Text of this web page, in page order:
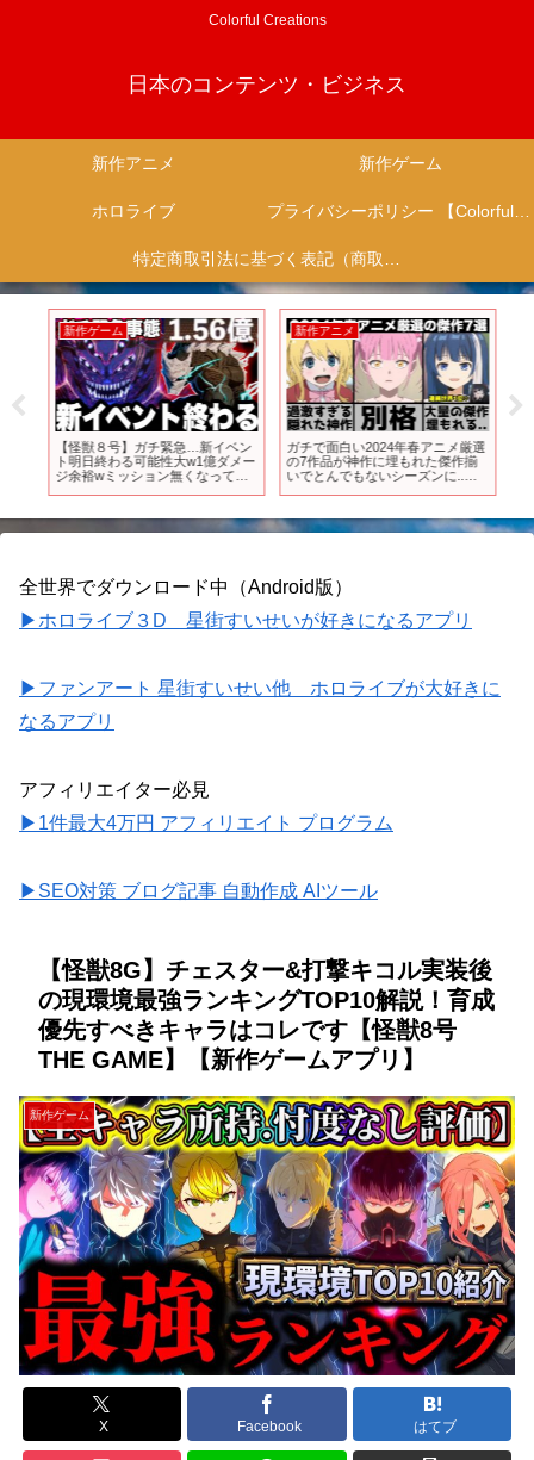
Colorful Creations
日本のコンテンツ・ビジネス
新作アニメ 新作ゲーム
ホロライブ プライバシーポリシー 【Colorful Creation】
特定商取引法に基づく表記（商取引に関する開示）
新作ゲーム
【怪獣８号】ガチ緊急…新イベン
ト明日終わる可能性大w1億ダメー
ジ余裕wミッション無くなって報
新作アニメ
ガチで面白い2024年春アニメ厳選
の7作品が神作に埋もれた傑作揃
いでとんでもないシーズンに..
桜さんちの大作戦】【ウィンドブ
レーカー】
全世界でダウンロード中（Android版）
▶ホロライブ３D 星街すいせいが好きになるアプリ
▶ファンアート 星街すいせい他 ホロライブが大好きに
なるアプリ
アフィリエイター必見
▶1件最大4万円 アフィリエイト プログラム
▶SEO対策 ブログ記事 自動作成 AIツール
【怪獣8G】チェスター&打撃キコル実装後
の現環境最強ランキングTOP10解説！育成
優先すべきキャラはコレです【怪獣8号
THE GAME】【新作ゲームアプリ】
新作ゲーム
X Facebook はてブ